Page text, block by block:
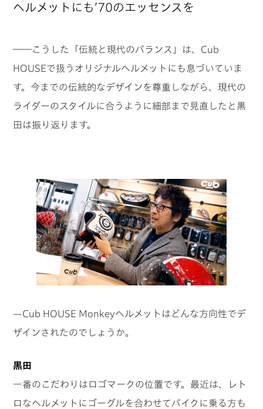
ヘルメットにも’70のエッセンスを
――こうした「伝統と現代のバランス」は、Cub
HOUSEで扱うオリジナルヘルメットにも息づいていま
す。今までの伝統的なデザインを尊重しながら、現代の
ライダーのスタイルに合うように細部まで見直したと黒
田は振り返ります。
—Cub HOUSE Monkeyヘルメットはどんな方向性でデ
ザインされたのでしょうか。
黒田
一番のこだわりはロゴマークの位置です。最近は、レト
ロなヘルメットにゴーグルを合わせてバイクに乗る方も